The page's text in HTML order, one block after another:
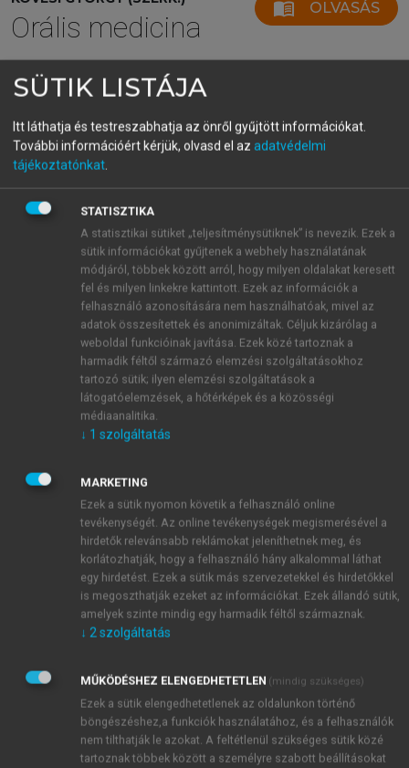
Orális medicina
menu_book OLVASÁS
5.1.4. Fogsor okozta gombás
szájgyulladás
Az orális candidiasis leggyakoribb formája, amit
krónikus erythemás stomatitisnek vagy régen fogsor
okozta szájfájdalomnak is neveztek, hibásan, mert ez
a forma az esetek többségében fájdalmatlan.
Bár a fogsor rossz fekvése nem feltétele a
betegség kialakulásának a legtöbb esetben régi
fogsor alatt alakul ki. A fogsor okozta szájgyulladás
néha kivehető fogszabályozó készülék alatt is
5.11. ábra).
klinikai képeta felső fogsor által fedett terület,
jelentős hyperaemiája jellemzi (az alsó fogsor alatti
terület nem érintett), éles határral a fogsor szélének
megfelelően. A fogsor alatti terület környezetéből
kiemelkedhet, ami szivacsszerű, granularis szövetnek
tűnik, de az érintett terület felszíne sima. A Newton-
osztályozás (5.4. táblázat) erre a betegségcsoportra
is alkalmazható.
SÜTIK LISTÁJA
Itt láthatja és testreszabhatja az önről gyűjtött információkat.
További információért kérjük, olvasd el az adatvédelmi
tájékoztatónkat.
STATISZTIKA
A statisztikai sütiket „teljesítménysütiknek” is nevezik. Ezek a
sütik információkat gyűjtenek a webhely használatának
módjáról, többek között arról, hogy milyen oldalakat keresett
fel és milyen linkekre kattintott. Ezek az információk a
felhasználó azonosítására nem használhatóak, mivel az
adatok összesítettek és anonimizáltak. Céljuk kizárólag a
weboldal funkcióinak javítása. Ezek közé tartoznak a
harmadik féltől származó elemzési szolgáltatásokhoz
tartozó sütik; ilyen elemzési szolgáltatások a
látogatóelemzések, a hőtérképek és a közösségi
médiaanalitika.
↓ 1 szolgáltatás
MARKETING
Ezek a sütik nyomon követik a felhasználó online
tevékenységét. Az online tevékenységek megismerésével a
hirdetők relevánsabb reklámokat jeleníthetnek meg, és
korlátozhatják, hogy a felhasználó hány alkalommal láthat
egy hirdetést. Ezek a sütik más szervezetekkel és hirdetőkkel
is megoszthatják ezeket az információkat. Ezek állandó sütik,
amelyek szinte mindig egy harmadik féltől származnak.
↓ 2szolgáltatás
MŰKÖDÉSHEZ ELENGEDHETETLEN (mindig szükséges)
Ezek a sütik elengedhetetlenek az oldalunkon történő
böngészéshez,a funkciók használatához, és a felhasználók
nem tilthatják le azokat. A feltétlenül szükséges sütik közé
tartoznak többek között a személyre szabott beállításokat